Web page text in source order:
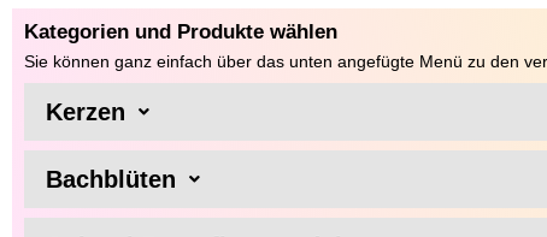
Kategorien und Produkte wählen
Sie können ganz einfach über das unten angefügte Menü zu den
Kerzen
Bachblüten